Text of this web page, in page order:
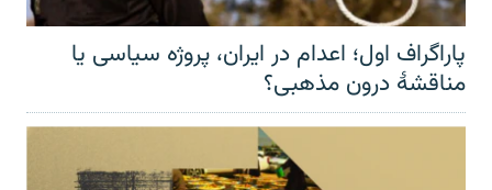
پاراگراف اول؛ اعدام در ایران، پروژه سیاسی یا
مناقشهٔ درون مذهبی؟